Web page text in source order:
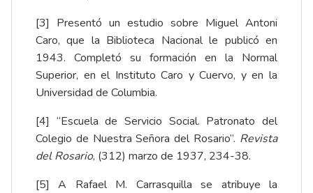
[3] Presentó un estudio sobre Miguel Antoni
Caro, que la Biblioteca Nacional le publicó en
1943. Completó su formación en la Normal
Superior, en el Instituto Caro y Cuervo, y en la
Universidad de Columbia.
[4] “Escuela de Servicio Social. Patronato del
Colegio de Nuestra Señora del Rosario”. Revista
del Rosario, (312) marzo de 1937, 234-38.
[5] A Rafael M. Carrasquilla se atribuye la